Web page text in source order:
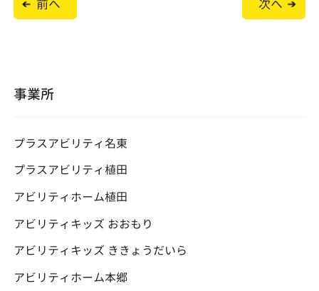
ナ
ョ
ン
前へ 次へ
事業所
プラスアビリティ名東
プラスアビリティ植田
アビリティホーム植田
アビリティキッズ おおもり
アビリティキッズ ききょうだいら
アビリティホーム本郷